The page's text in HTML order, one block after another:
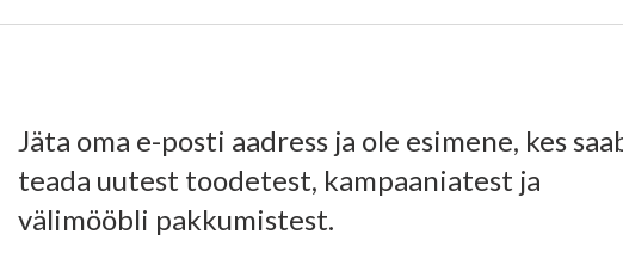
Jäta oma e-posti aadress ja ole esimene, kes
teada uutest toodetest, kampaaniatest ja
välimööbli pakkumistest.